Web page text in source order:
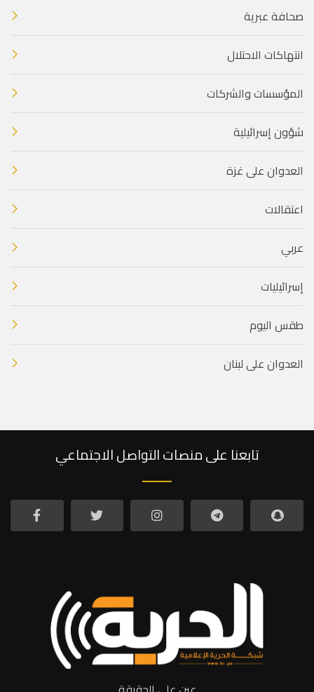
صحافة عبرية
انتهاكات الاحتلال
المؤسسات والشركات
شؤون إسرائيلية
العدوان على غزة
اعتقالات
عربي
إسرائيليات
طقس اليوم
العدوان على لبنان
تابعنا على منصات التواصل الاجتماعي